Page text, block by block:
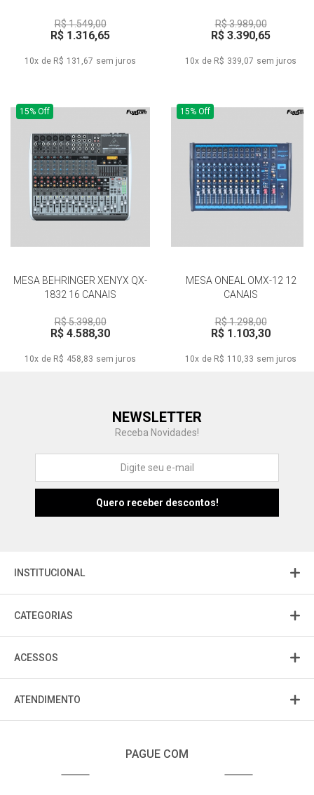
R$ 1.549,00
R$ 1.316,65
10x de R$ 131,67 sem juros
R$ 3.989,00
R$ 3.390,65
10x de R$ 339,07 sem juros
15% Off
MESA BEHRINGER XENYX QX-
1832 16 CANAIS
R$ 5.398,00
R$ 4.588,30
10x de R$ 458,83 sem juros
15% Off
MESA ONEAL OMX-12 12
CANAIS
R$ 1.298,00
R$ 1.103,30
10x de R$ 110,33 sem juros
NEWSLETTER
Receba Novidades!
INSTITUCIONAL
CATEGORIAS
ACESSOS
ATENDIMENTO
PAGUE COM
Fu Fujisom